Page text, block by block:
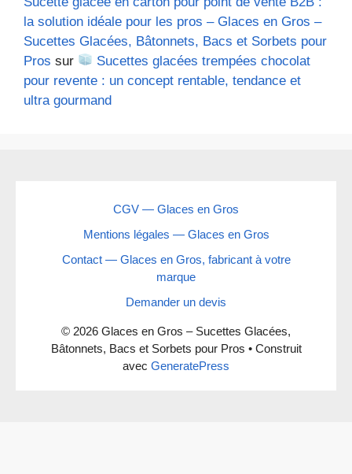
la solution idéale pour les pros – Glaces en Gros –
Sucettes Glacées, Bâtonnets, Bacs et Sorbets pour
Pros sur
Sucettes glacées trempées chocolat
pour revente : un concept rentable, tendance et
ultra gourmand
CGV — Glaces en Gros
Mentions légales — Glaces en Gros
Contact — Glaces en Gros, fabricant à votre
marque
Demander un devis
© 2026 Glaces en Gros – Sucettes Glacées,
Bâtonnets, Bacs et Sorbets pour Pros • Construit
avec GeneratePress